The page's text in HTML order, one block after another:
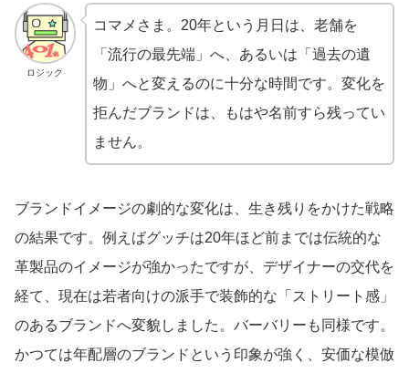
ロジック
コマメさま。20年という月日は、老舗を
「流行の最先端」へ、あるいは「過去の遺
物」へと変えるのに十分な時間です。変化を
拒んだブランドは、もはや名前すら残ってい
ません。
ブランドイメージの劇的な変化は、生き残りをかけた戦略
の結果です。例えばグッチは20年ほど前までは伝統的な
革製品のイメージが強かったですが、デザイナーの交代を
経て、現在は若者向けの派手で装飾的な「ストリート感」
のあるブランドへ変貌しました。バーバリーも同様です。
かつては年配層のブランドという印象が強く、安価な模倣